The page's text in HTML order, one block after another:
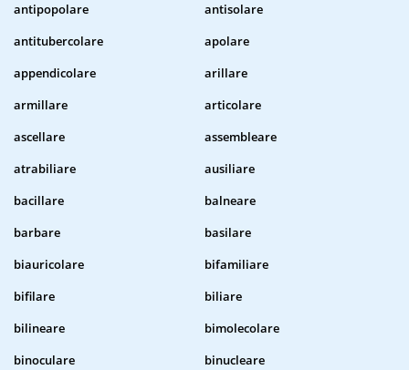
antipopolare
antisolare
antitubercolare
apolare
appendicolare
arillare
armillare
articolare
ascellare
assembleare
atrabiliare
ausiliare
bacillare
balneare
barbare
basilare
biauricolare
bifamiliare
bifilare
biliare
bilineare
bimolecolare
binoculare
binucleare